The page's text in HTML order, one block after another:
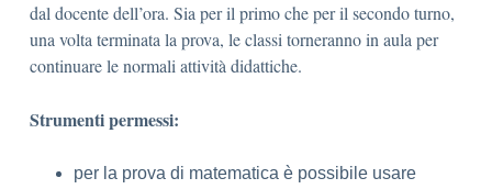
dal docente dell’ora. Sia per il primo che per il secondo turno,
una volta terminata la prova, le classi torneranno in aula per
continuare le normali attività didattiche.
Strumenti permessi:
per la prova di matematica è possibile usare